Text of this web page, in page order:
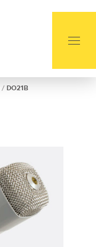
/ DO21B